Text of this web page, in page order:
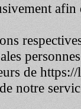
de https://
notre